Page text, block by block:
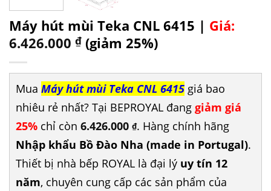
Máy hút mùi Teka CNL 6415 | Giá:
6.426.000 ₫ (giảm 25%)
Mua Máy hút mùi Teka CNL 6415 giá bao
nhiêu rẻ nhất? Tại BEPROYAL đang giảm giá
25% chỉ còn 6.426.000 ₫. Hàng chính hãng
Nhập khẩu Bồ Đào Nha (made in Portugal).
Thiết bị nhà bếp ROYAL là đại lý uy tín 12
năm, chuyên cung cấp các sản phẩm của